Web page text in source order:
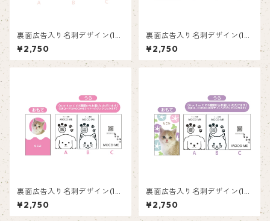
裏面広告入り名刺デザイン(1箱
50枚入り)_ピンク_P003
¥2,750
裏面広告入り名刺デザイン(1箱
50枚入り)_水色_LB001
¥2,750
裏面広告入り名刺デザイン(1箱
50枚入り)_ピンク_P002
¥2,750
裏面広告入り名刺デザイン(1箱
50枚入り)_紫陽花_HY002
¥2,750